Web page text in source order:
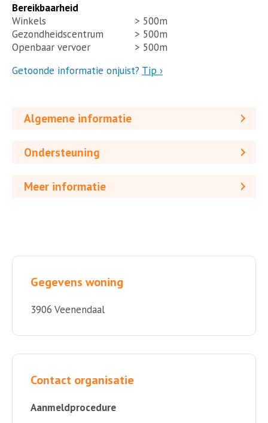
Bereikbaarheid
Winkels
> 500m
Gezondheidscentrum
> 500m
Openbaar vervoer
> 500m
Getoonde informatie onjuist? Tip ›
Algemene informatie
Ondersteuning
Meer informatie
Gegevens woning
3906 Veenendaal
Contact organisatie
Aanmeldprocedure